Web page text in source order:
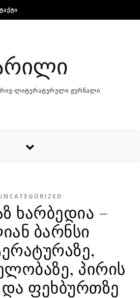
ლიტერატურული ჟურნალი
ხარბედია –
ბარნსი
პირის
ფეხბურთზე